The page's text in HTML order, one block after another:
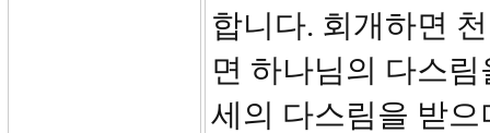
합니다. 회개하면
면 하나님의 다스
세의 다스림을 받